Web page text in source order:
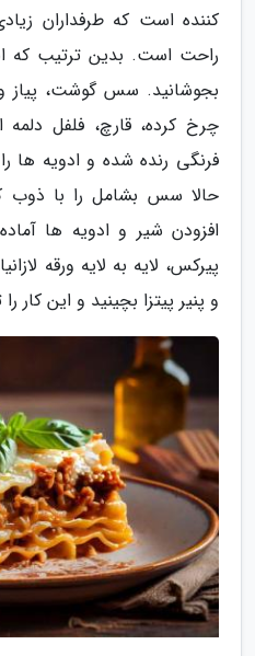
کننده است که طرفداران
راحت است. بدین ترتیب که
بجوشانید. سس گوشت، پیاز
چرخ کرده، قارچ، فلفل
فرنگی رنده شده و ادویه ها
حالا سس بشامل را با ذوب
افزودن شیر و ادویه ها
پیرکس، لایه به لایه ورقه
و پنیر پیتزا بچینید و این کار را